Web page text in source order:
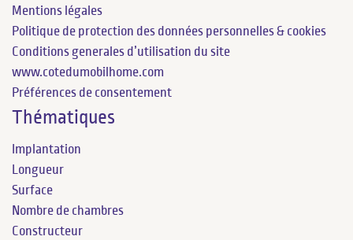
Mentions légales
Politique de protection des données personnelles & cookies
Conditions generales d’utilisation du site
www.cotedumobilhome.com
Préférences de consentement
Thématiques
Implantation
Longueur
Surface
Nombre de chambres
Constructeur